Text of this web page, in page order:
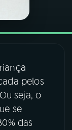
pelos
seja, o
se
das